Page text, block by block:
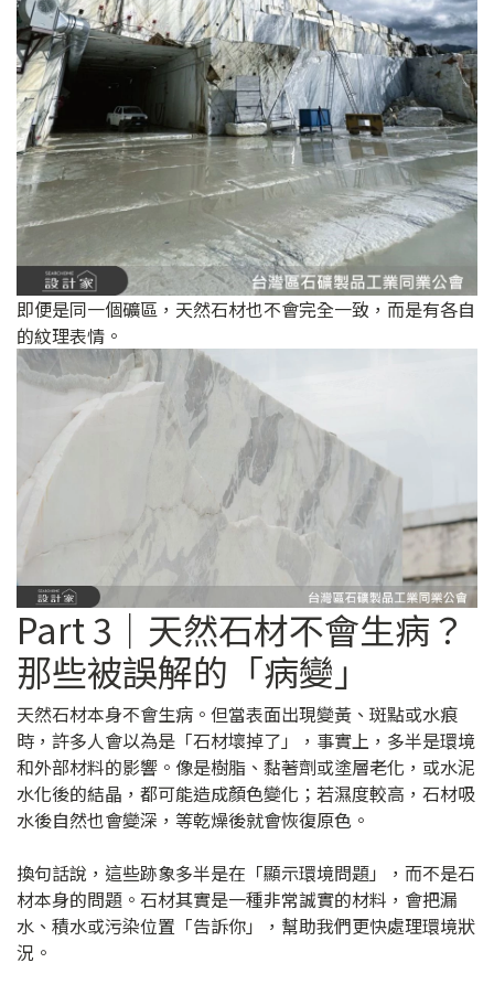
即便是同一個礦區，天然石材也不會完全一致，而是有各自
的紋理表情。
Part 3｜天然石材不會生病？
那些被誤解的「病變」
天然石材本身不會生病。但當表面出現變黃、斑點或水痕
時，許多人會以為是「石材壞掉了」，事實上，多半是環境
和外部材料的影響。像是樹脂、黏著劑或塗層老化，或水泥
水化後的結晶，都可能造成顏色變化；若濕度較高，石材吸
水後自然也會變深，等乾燥後就會恢復原色。
換句話說，這些跡象多半是在「顯示環境問題」，而不是石
材本身的問題。石材其實是一種非常誠實的材料，會把漏
水、積水或污染位置「告訴你」，幫助我們更快處理環境狀
況。